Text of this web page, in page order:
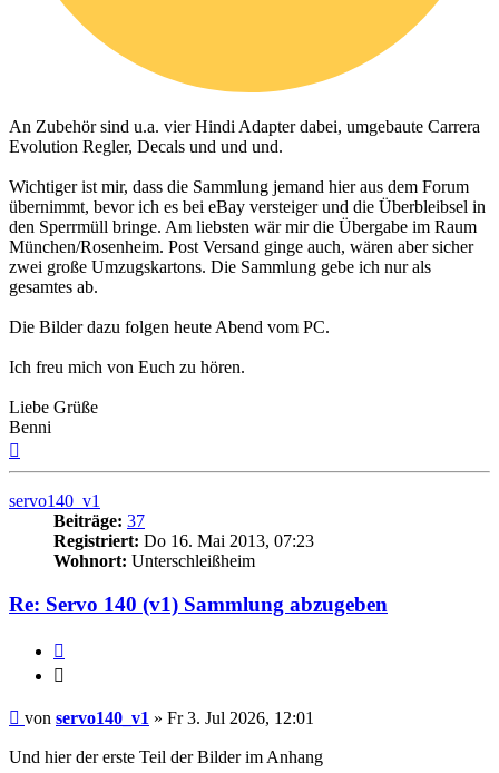
An Zubehör sind u.a. vier Hindi Adapter dabei, umgebaute Carrera
Evolution Regler, Decals und und und.
Wichtiger ist mir, dass die Sammlung jemand hier aus dem Forum
übernimmt, bevor ich es bei eBay versteiger und die Überbleibsel in
den Sperrmüll bringe. Am liebsten wär mir die Übergabe im Raum
München/Rosenheim. Post Versand ginge auch, wären aber sicher
zwei große Umzugskartons. Die Sammlung gebe ich nur als
gesamtes ab.
Die Bilder dazu folgen heute Abend vom PC.
Ich freu mich von Euch zu hören.
Liebe Grüße
Benni
servo140_v1
Beiträge: 37
Registriert: Do 16. Mai 2013, 07:23
Wohnort: Unterschleißheim
Re: Servo 140 (v1) Sammlung abzugeben
Beitrag
von servo140_v1 » Fr 3. Jul 2026, 12:01
Und hier der erste Teil der Bilder im Anhang